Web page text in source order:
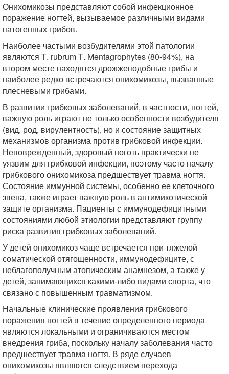
Онихомикозы представляют собой инфекционное
поражение ногтей, вызываемое различными видами
патогенных грибов.
Наиболее частыми возбудителями этой патологии
являются Т. rubrum Т. Mentagrophytes (80-94%), на
втором месте находятся дрожжеподобные грибы и
наиболее редко встречаются онихомикозы, вызванные
плесневыми грибами.
В развитии грибковых заболеваний, в частности, ногтей,
важную роль играют не только особенности возбудителя
(вид, род, вирулентность), но и состояние защитных
механизмов организма против грибковой инфекции.
Неповрежденный, здоровый ноготь практически не
уязвим для грибковой инфекции, поэтому часто началу
грибкового онихомикоза предшествует травма ногтя.
Состояние иммунной системы, особенно ее клеточного
звена, также играет важную роль в антимикотической
защите организма. Пациенты с иммунодефицитными
состояниями любой этиологии представляют группу
риска развития грибковых заболеваний.
У детей онихомикоз чаще встречается при тяжелой
соматической отягощенности, иммунодефиците, с
неблагополучным атопическим анамнезом, а также у
детей, занимающихся какими-либо видами спорта, что
связано с повышенным травматизмом.
Начальные клинические проявления грибкового
поражения ногтей в течение определенного периода
являются локальными и ограничиваются местом
внедрения гриба, поскольку началу заболевания часто
предшествует травма ногтя. В ряде случаев
онихомикозы являются следствием перехода